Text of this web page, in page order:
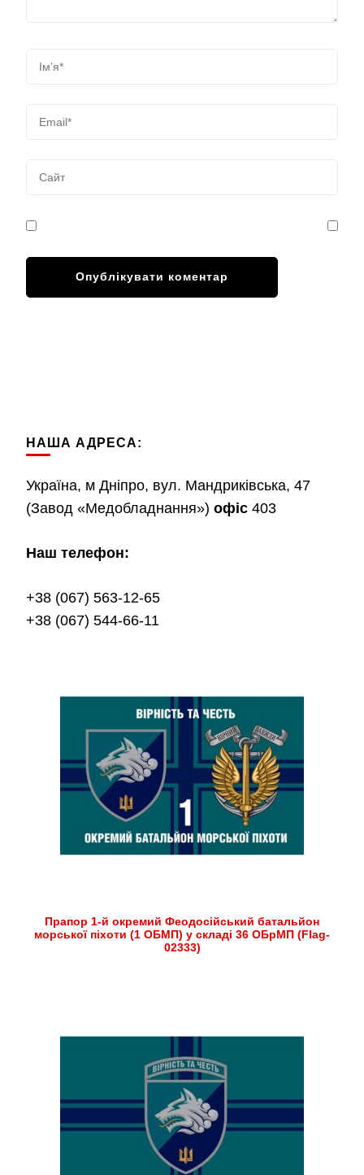
НАША АДРЕСА:
Україна, м Дніпро, вул. Мандриківська, 47
(Завод «Медобладнання») офіс 403
Наш телефон:
+38 (067) 563-12-65
+38 (067) 544-66-11
Прапор 1-й окремий Феодосійський батальйон
морської піхоти (1 ОБМП) у складі 36 ОБрМП (Flag-
02333)